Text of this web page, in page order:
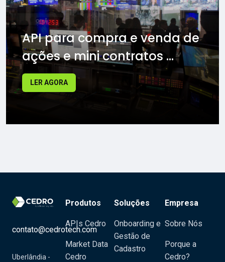
API para compra e venda de
ações e mini contratos ...
LER AGORA
contato@cedrotech.com
Uberlândia -
Produtos
APIs Cedro
Market Data
Cedro
Soluções
Onboarding e
Gestão de
Cadastro
Empresa
Sobre Nós
Porque a
Cedro?